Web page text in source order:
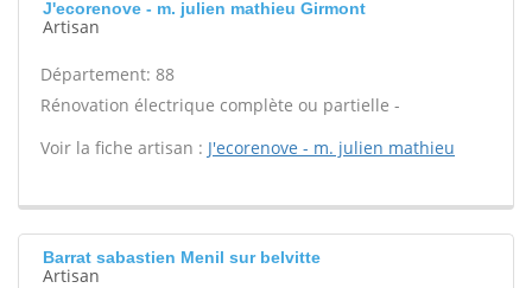
J'ecorenove - m. julien mathieu Girmont
Artisan
Département: 88
Rénovation électrique complète ou partielle -
Voir la fiche artisan : J'ecorenove - m. julien mathieu
Barrat sabastien Menil sur belvitte
Artisan